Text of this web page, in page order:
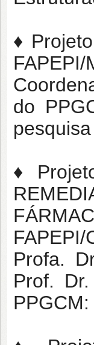
♦
do
♦
Profa.
Prof.